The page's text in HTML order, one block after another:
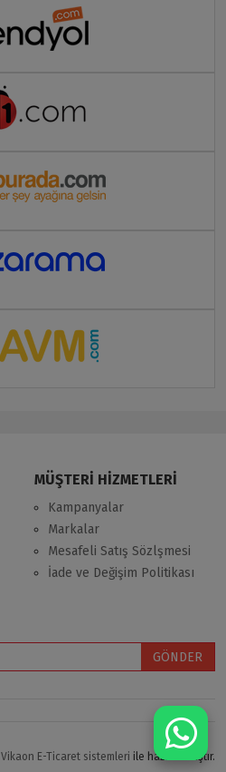
MÜŞTERİ HİZMETLERİ
Kampanyalar
Markalar
Mesafeli Satış Sözlşmesi
İade ve Değişim Politikası
GÖNDER
Vikaon E-Ticaret sistemleri ile hazırlanmıştır.